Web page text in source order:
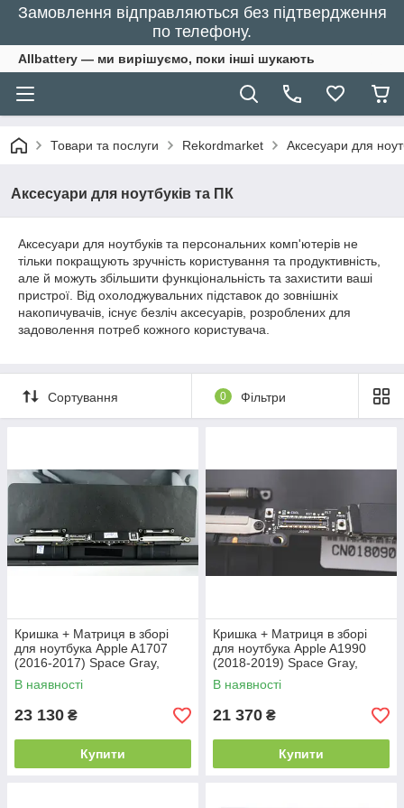
Замовлення відправляються без підтвердження
по телефону.
Allbattery — ми вирішуємо, поки інші шукають
Товари та послуги Rekordmarket Аксесуари для
Аксесуари для ноутбуків та ПК
Аксесуари для ноутбуків та персональних комп'ютерів не
тільки покращують зручність користування та продуктивність,
але й можуть збільшити функціональність та захистити ваші
пристрої. Від охолоджувальних підставок до зовнішніх
накопичувачів, існує безліч аксесуарів, розроблених для
задоволення потреб кожного користувача.
Сортування 0 Фільтри
Кришка + Матриця в зборі
для ноутбука Apple A1707
(2016-2017) Space Gray,
100% оригінал (AASP)
В наявності
23 130 ₴
Купити
Кришка + Матриця в зборі
для ноутбука Apple A1990
(2018-2019) Space Gray,
100% оригінал (AASP), True
Tone
В наявності
21 370 ₴
Купити